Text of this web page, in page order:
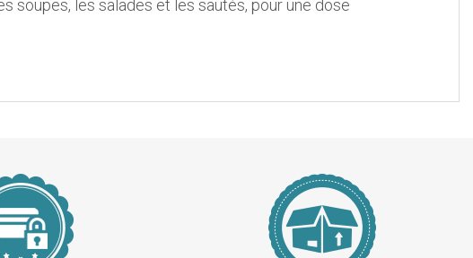
soupes, les salades et les sautés, pour une dose